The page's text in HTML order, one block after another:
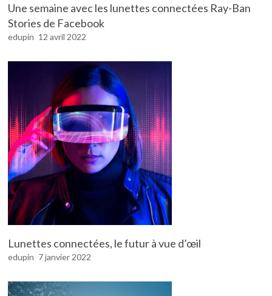
Une semaine avec les lunettes connectées Ray-Ban
Stories de Facebook
edupin 12 avril 2022
Lunettes connectées, le futur à vue d’œil
edupin 7 janvier 2022